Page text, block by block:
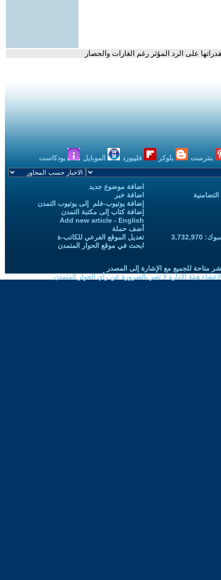
على الرد المؤثر رغم الغارات والحصار
بنترست بلوكر فليبورد الموبايل بودكاست
اضافة موضوع جديد
اضافة خبر
إضافة يوتيوب-فلم إلى يوتيوب التمدن
إضافة كتاب إلى مكتبة التمدن
Add new article - English
أضف حملة
تعديل الموقع الفرعي للكاتب-ة
ابحث في موقع الحوار المتمدن
متاحة للجميع مع الإشارة إلى المصدر
هيئة الادارة لا تعبر بالضرورة عن رأي الحوار المتمدن